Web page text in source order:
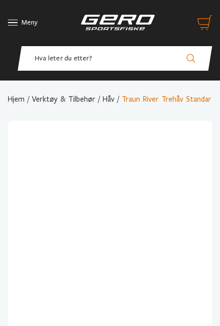
Meny
Hjem / Verktøy & Tilbehør / Håv / Traun River Trehåv Standar